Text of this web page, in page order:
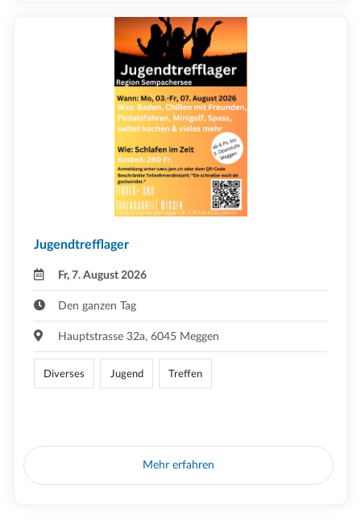
Jugendtrefflager
Fr, 7. August 2026
Den ganzen Tag
Hauptstrasse 32a, 6045 Meggen
Diverses Jugend Treffen
Mehr erfahren